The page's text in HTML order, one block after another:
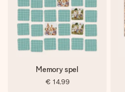
Memory spel
€ 14,99